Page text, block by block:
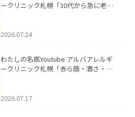
ークリニック札幌「30代から急に老け
た。
2026.07.24
わたしの名医Youtube アルバアレルギ
ークリニック札幌「赤ら顔・酒さ・ニ
した。
2026.07.17